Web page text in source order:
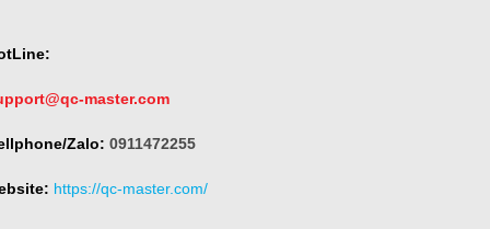
master.com
Zalo: 0911472255
https://qc-master.com/